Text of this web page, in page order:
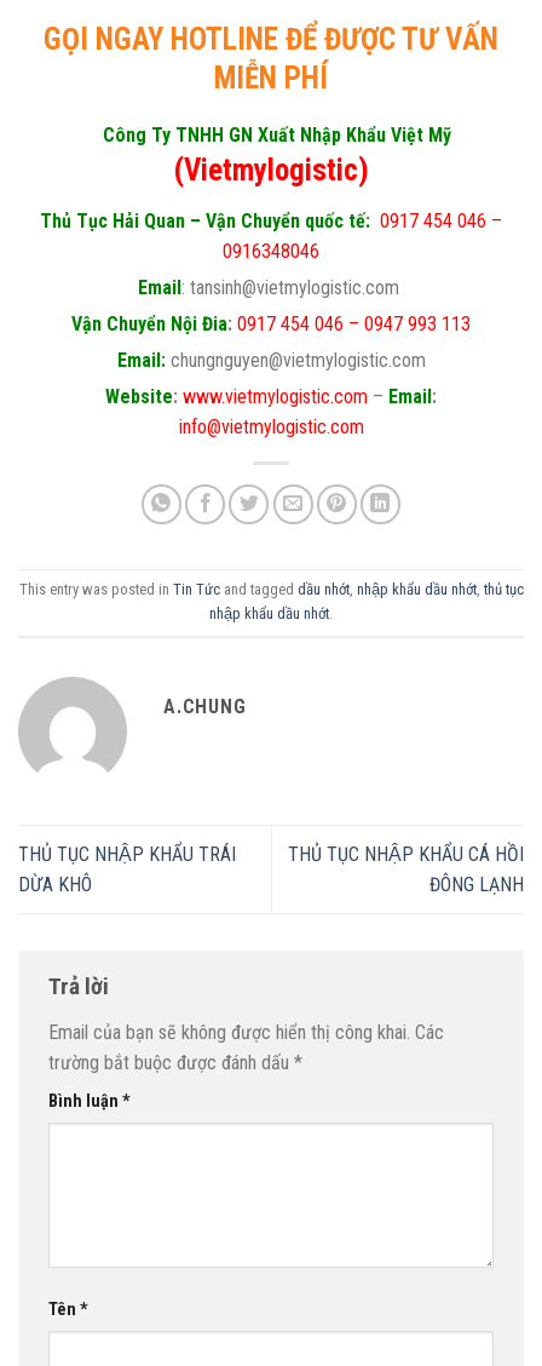
GỌI NGAY HOTLINE ĐỂ ĐƯỢC TƯ VẤN
MIỄN PHÍ
Công Ty TNHH GN Xuất Nhập Khẩu Việt Mỹ
(Vietmylogistic)
Thủ Tục Hải Quan – Vận Chuyển quốc tế: 0917 454 046 –
0916348046
Email: tansinh@vietmylogistic.com
Vận Chuyển Nội Đia: 0917 454 046 – 0947 993 113
Email:chungnguyen@vietmylogistic.com
Website: www.vietmylogistic.com – Email:
info@vietmylogistic.com
This entry was posted in Tin Tứcand tagged dầu nhớt, nhập khẩu dầu nhớt,thủ tục
nhập khẩu dầu nhớt.
A.CHUNG
THỦ TỤC NHẬP KHẨU TRÁI
DỪA KHÔ
THỦ TỤC NHẬP KHẨU CÁ HỒI
ĐÔNG LẠNH
Trả lời
Email của bạn sẽ không được hiển thị công khai. Các
trường bắt buộc được đánh dấu *
Bình luận *
Tên *